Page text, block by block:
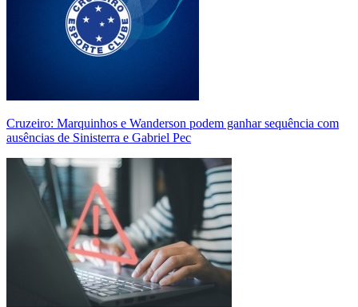
Cruzeiro: Marquinhos e Wanderson podem ganhar sequência com
ausências de Sinisterra e Gabriel Pec